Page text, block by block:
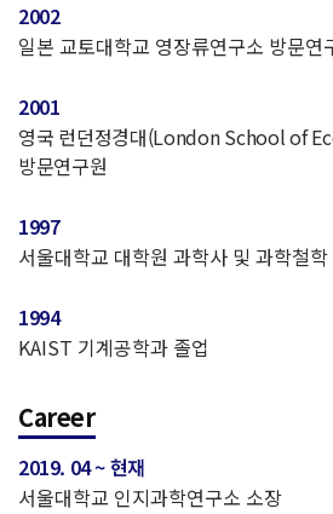
2002
일본 교토대학교 영장류연구소 방문연
2001
영국 런던정경대(London School of
방문연구원
1997
서울대학교 대학원 과학사 및 과학철
1994
KAIST 기계공학과 졸업
Career
2019. 04 ~ 현재
서울대학교 인지과학연구소 소장